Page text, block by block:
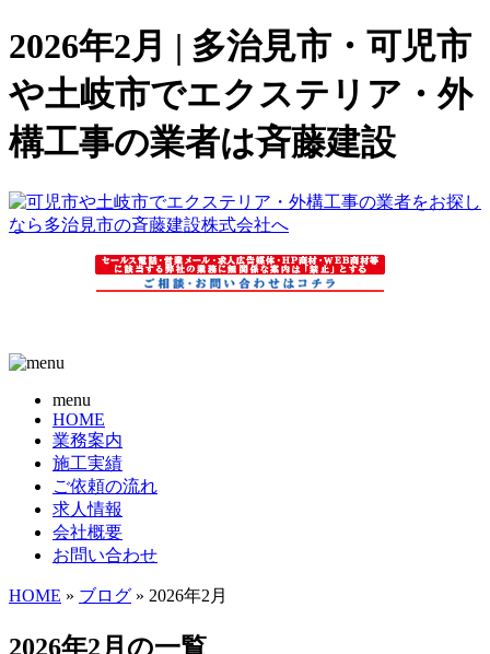
2026年2月 | 多治見市・可児市
や土岐市でエクステリア・外
構工事の業者は斉藤建設
menu
HOME
業務案内
施工実績
ご依頼の流れ
求人情報
会社概要
お問い合わせ
HOME » ブログ » 2026年2月
2026年2月の一覧